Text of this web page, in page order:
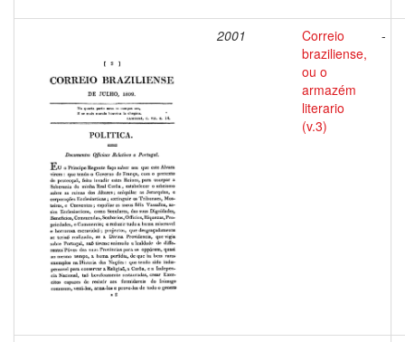
2001
Correio
braziliense,
ou o
armazém
literario
(v.3)
-